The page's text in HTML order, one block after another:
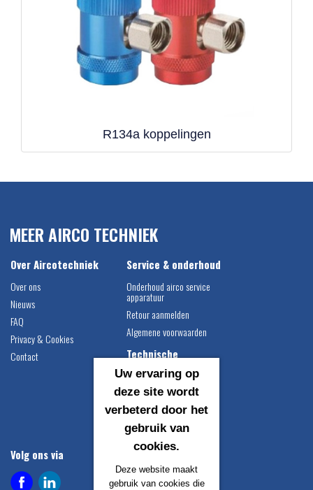
R134a koppelingen
MEER AIRCO TECHNIEK
Over Aircotechniek
Over ons
Nieuws
FAQ
Privacy & Cookies
Contact
Service & onderhoud
Onderhoud airco service
apparatuur
Retour aanmelden
Algemene voorwaarden
Technische
Airco vulgewichten
Compressor montage
instructie
Catalogus downloaden
Volg ons via Contact gegevens
Airco Techniek B.V.
Uw ervaring op
deze site wordt
verbeterd door het
gebruik van
cookies.
Deze website maakt
gebruik van cookies die